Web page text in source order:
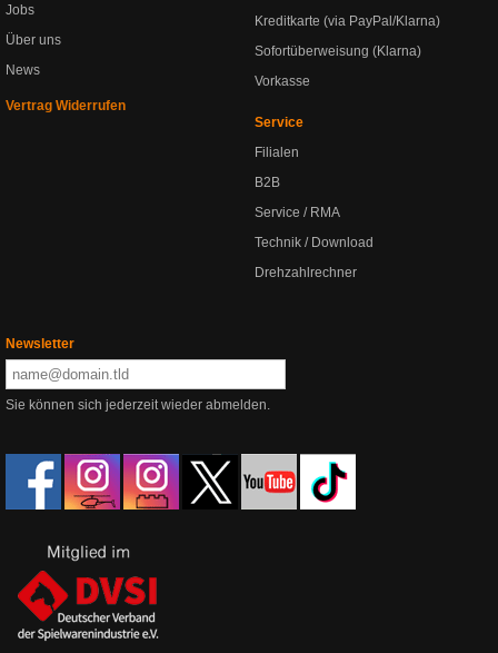
Jobs
Über uns
News
Vertrag Widerrufen
Kreditkarte (via PayPal/Klarna)
Sofortüberweisung (Klarna)
Vorkasse
Service
Filialen
B2B
Service / RMA
Technik / Download
Drehzahlrechner
Newsletter
Sie können sich jederzeit wieder abmelden.